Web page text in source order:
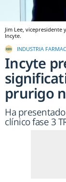
Jim Lee,
Incyte.
INDUSTRIA
Incyte
prurigo
Ha
clínico fase 3